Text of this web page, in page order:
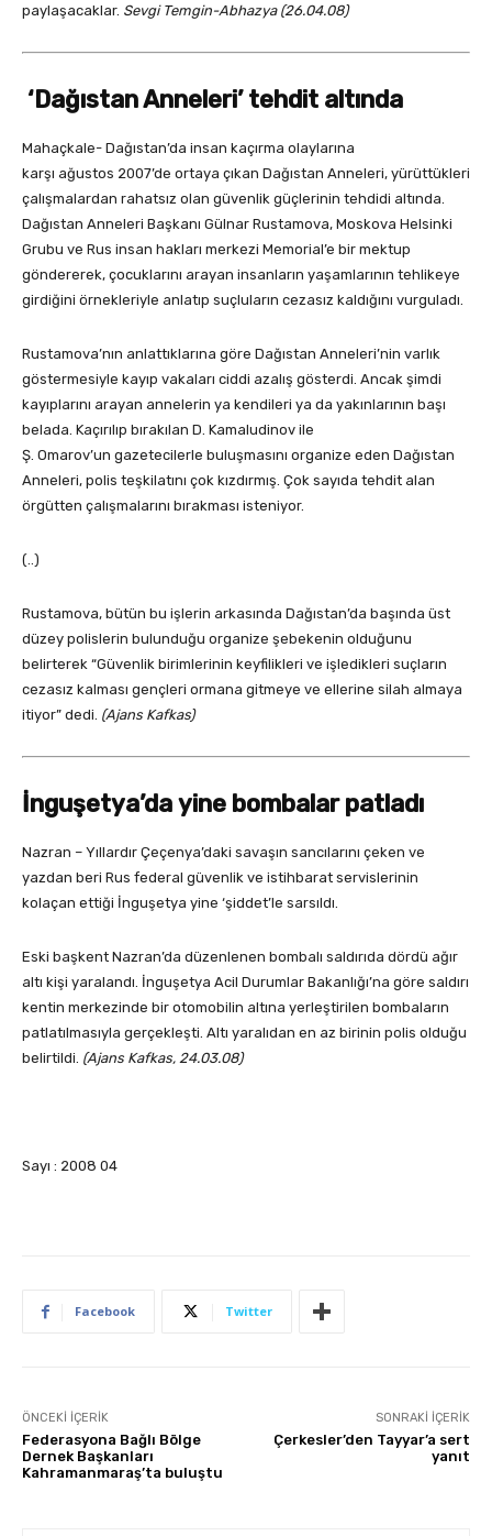
paylaşacaklar. Sevgi Temgin-Abhazya (26.04.08)
‘Dağıstan Anneleri’ tehdit altında
Mahaçkale- Dağıstan’da insan kaçırma olaylarına
karşı ağustos 2007’de ortaya çıkan Dağıstan Anneleri, yürüttükleri
çalışmalardan rahatsız olan güvenlik güçlerinin tehdidi altında.
Dağıstan Anneleri Başkanı Gülnar Rustamova, Moskova Helsinki
Grubu ve Rus insan hakları merkezi Memorial’e bir mektup
göndererek, çocuklarını arayan insanların yaşamlarının tehlikeye
girdiğini örnekleriyle anlatıp suçluların cezasız kaldığını vurguladı.
Rustamova’nın anlattıklarına göre Dağıstan Anneleri’nin varlık
göstermesiyle kayıp vakaları ciddi azalış gösterdi. Ancak şimdi
kayıplarını arayan annelerin ya kendileri ya da yakınlarının başı
belada. Kaçırılıp bırakılan D. Kamaludinov ile
Ş. Omarov’un gazetecilerle buluşmasını organize eden Dağıstan
Anneleri, polis teşkilatını çok kızdırmış. Çok sayıda tehdit alan
örgütten çalışmalarını bırakması isteniyor.
(..)
Rustamova, bütün bu işlerin arkasında Dağıstan’da başında üst
düzey polislerin bulunduğu organize şebekenin olduğunu
belirterek “Güvenlik birimlerinin keyfilikleri ve işledikleri suçların
cezasız kalması gençleri ormana gitmeye ve ellerine silah almaya
itiyor” dedi. (Ajans Kafkas)
İnguşetya’da yine bombalar patladı
Nazran – Yıllardır Çeçenya’daki savaşın sancılarını çeken ve
yazdan beri Rus federal güvenlik ve istihbarat servislerinin
kolaçan ettiği İnguşetya yine ‘şiddet’le sarsıldı.
Eski başkent Nazran’da düzenlenen bombalı saldırıda dördü ağır
altı kişi yaralandı. İnguşetya Acil Durumlar Bakanlığı’na göre saldırı
kentin merkezinde bir otomobilin altına yerleştirilen bombaların
patlatılmasıyla gerçekleşti. Altı yaralıdan en az birinin polis olduğu
belirtildi. (Ajans Kafkas, 24.03.08)
Sayı : 2008 04
Facebook Twitter
ÖNCEKI İÇERIK
Federasyona Bağlı Bölge
Dernek Başkanları
Kahramanmaraş’ta buluştu
SONRAKI İÇERIK
Çerkesler’den Tayyar’a sert
yanıt